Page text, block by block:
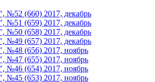
№52 (660) 2017, декабрь
№51 (659) 2017, декабрь
№50 (658) 2017, декабрь
№49 (657) 2017, декабрь
№48 (656) 2017, ноябрь
№47 (655) 2017, ноябрь
№46 (654) 2017, ноябрь
№45 (653) 2017, ноябрь